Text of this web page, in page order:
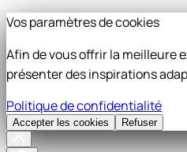
Vos paramètres de cookies
Afin de vous offrir la meilleure
présenter des inspirations
Politique de confidentialité
Accepter les cookies Refuser